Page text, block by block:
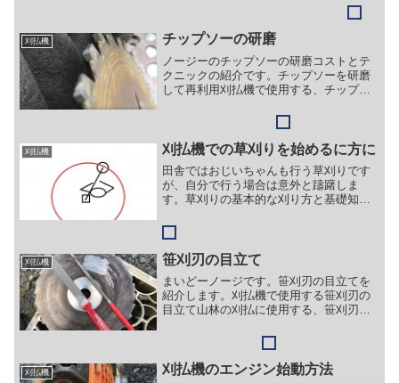
エアクリーナー（フィルター）交換を紹
介します。刈払機のエアクリーナー部分
を外して、自分で使用して...
刈払機 チップソーの研磨
ノージーのチップソーの研磨コストとテ
クニックの紹介です。チップソーを研磨
して再利用刈払機で使用する、チップソ
００円前後の格安チップソーですが、捨
てるにはまだもったいない気がしません
か？セミプロ農家のノージ...
刈払機 刈払機での草刈りを始めるに方に
田舎ではおじいちゃんも行う草刈りです
が、自分で行う場合は意外と躊躇しま
す。草刈りの基本的な刈り方と基礎知識
具なので回転半径には近づかない草刈機
はエンジンで刈刃を回転させて草を刈り
取りますので、もしも人に当...
刈払機 笹刈刃の目立て
まいどーノージです。笹刈刃の目立てを
紹介します。刈払機で使用する笹刈刃の
目立て山林の刈払に使用する、笹刈刃は
大変便利ですが、刃先の研磨を自分で行
えない方には、以外に敷居が高いもので
す。農業セミプロのノージ...
刈払機 刈払機のエンジン始動方法